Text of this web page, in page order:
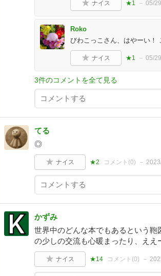
ナイス ★1 05/
Roko
びわこっこさん、はやーい！
ナイス ★1 05/
3件のコメントを全て見る
てる
◎
ナイス ★2 コメント(0)
かずみ
世界中のどんな本でもあるという
の少しの交流も心暖まったり、ええ
ナイス ★14 コメント(0)